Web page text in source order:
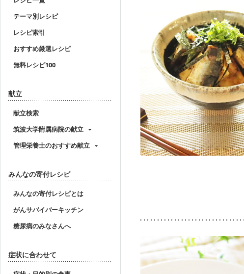
テーマ別レシピ
レシピ索引
おすすめ厳選レシピ
無料レシピ100
献立
献立検索
筑波大学附属病院の献立
管理栄養士のおすすめ献立
みんなの寄付レシピ
みんなの寄付レシピとは
がんサバイバーキッチン
糖尿病のみなさんへ
症状に合わせて
調理時間で絞り込む
作り方で絞り込む
混ぜるだけ
オーブントースターだけ
力がいらない料理
火を使わない